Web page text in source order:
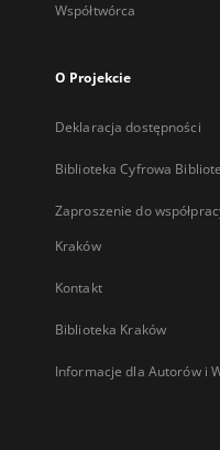
Współtwórca
O Projekcie
Deklaracja dostępności
Biblioteka Cyfrowa
Zaproszenie do
Kraków
Kontakt
Biblioteka Kraków
Informacje dla Autorów i